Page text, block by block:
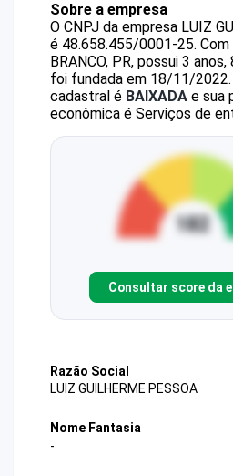
Sobre a empresa
O CNPJ da empresa LUIZ
é 48.658.455/0001-25.
BRANCO, PR, possui 3
foi fundada em 18/11/2022.
cadastral é BAIXADA e sua
econômica é Serviços de
Consultar score da
Razão Social
LUIZ GUILHERME PESSOA
Nome Fantasia
-